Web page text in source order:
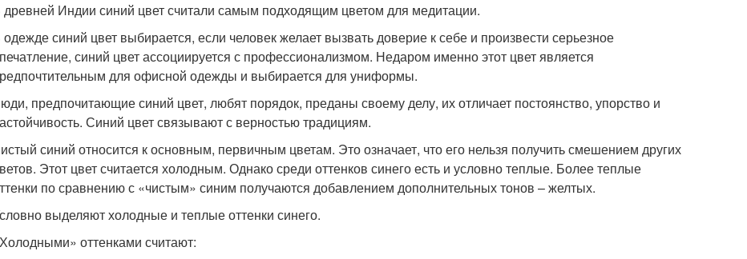
древней Индии синий цвет считали самым подходящим цветом для медитации.
одежде синий цвет выбирается, если человек желает вызвать доверие к себе и произвести серьезное
синий цвет ассоциируется с профессионализмом. Недаром именно этот цвет является
для офисной одежды и выбирается для униформы.
предпочитающие синий цвет, любят порядок, преданы своему делу, их отличает постоянство, упорство и
Синий цвет связывают с верностью традициям.
синий относится к основным, первичным цветам. Это означает, что его нельзя получить смешением других
Этот цвет считается холодным. Однако среди оттенков синего есть и условно теплые. Более теплые
по сравнению с «чистым» синим получаются добавлением дополнительных тонов – желтых.
выделяют холодные и теплые оттенки синего.
оттенками считают: